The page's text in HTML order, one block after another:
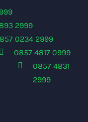
2999
0234 2999
0857 4817 0999
0857 4831
2999